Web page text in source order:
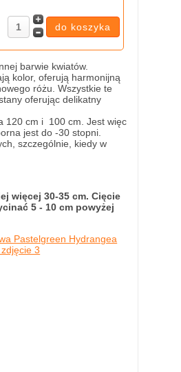
barwie kwiatów.
kolor, oferują harmonijną
różu. Wszystkie te
oferując delikatny
120 cm i 100 cm. Jest więc
jest do -30 stopni.
szczególnie, kiedy w
więcej 30-35 cm. Cięcie
5 - 10 cm powyżej